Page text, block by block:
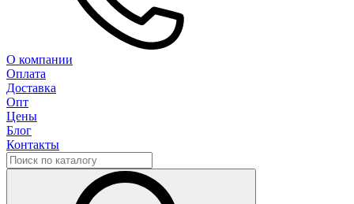
О компании
Оплата
Доставка
Опт
Цены
Блог
Контакты